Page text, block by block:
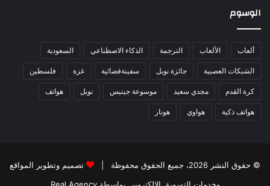
الوسوم
ألعاب الألعاب الترجمة الذكاء الاصطناعي السعودية
الشبكات العصبية جائزة نوبل سفينةفضائية غزة فلسطين
كرة القدم مجدي سعيد موسوعة جينيس نوبل هواتف
هواتف ذكية هواوي هونار
© حقوق النشر 2026، جميع الحقوق محفوظة |
تصميم وتطوير المواقع
وخدمات التسويق الإلكتروني بواسطة Real Agency